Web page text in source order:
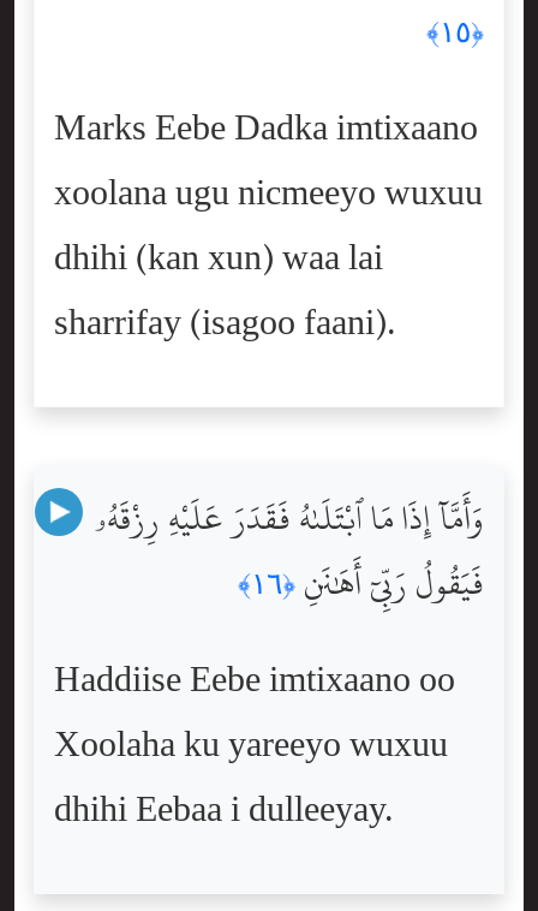
﴿١٥﴾
Marks Eebe Dadka imtixaano
xoolana ugu nicmeeyo wuxuu
dhihi (kan xun) waa lai
sharrifay (isagoo faani).
وَأَمَّآ إِذَا مَا ٱبْتَلَىٰهُ فَقَدَرَ عَلَيْهِ رِزْقَهُۥ
فَيَقُولُ رَبِّىٓ أَهَٰنَنِ ﴿١٦﴾
Haddiise Eebe imtixaano oo
Xoolaha ku yareeyo wuxuu
dhihi Eebaa i dulleeyay.